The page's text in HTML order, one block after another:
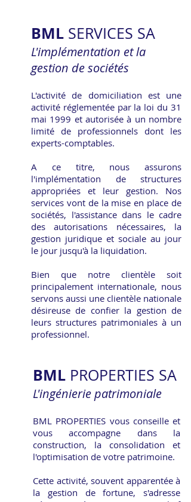
BML SERVICES SA
L'implémentation et la
gestion de sociétés
L'activité de domiciliation est une
activité réglementée par la loi du 31
mai 1999 et autorisée à un nombre
limité de professionnels dont les
experts-comptables.
A ce titre, nous assurons
l'implémentation de structures
appropriées et leur gestion. Nos
services vont de la mise en place de
sociétés, l'assistance dans le cadre
des autorisations nécessaires, la
gestion juridique et sociale au jour
le jour jusqu'à la liquidation.
Bien que notre clientèle soit
principalement internationale, nous
servons aussi une clientèle nationale
désireuse de confier la gestion de
leurs structures patrimoniales à un
professionnel.
BML PROPERTIES SA
L'ingénierie patrimoniale
BML PROPERTIES vous conseille et
vous accompagne dans la
construction, la consolidation et
l'optimisation de votre patrimoine.
Cette activité, souvent apparentée à
la gestion de fortune, s'adresse